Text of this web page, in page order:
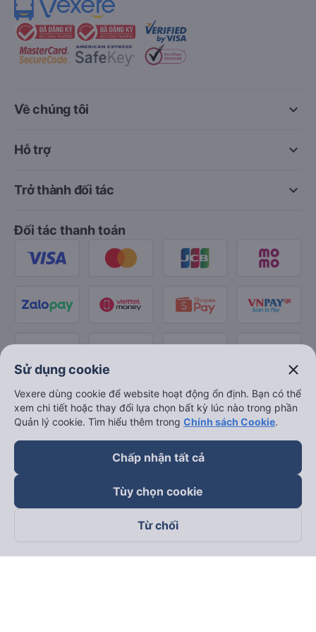
keyboard_arrow_down
Về chúng tôi
keyboard_arrow_down
Hỗ trợ
keyboard_arrow_down
Trở thành đối tác
Đối tác thanh toán
Theo dõi chúng tôi trên
Sử dụng cookie close
Vexere dùng cookie để website hoạt động ổn định. Bạn có thể
xem chi tiết hoặc thay đổi lựa chọn bất kỳ lúc nào trong phần
Quản lý cookie. Tìm hiểu thêm trong Chính sách Cookie.
Chấp nhận tất cả
Tùy chọn cookie
Từ chối